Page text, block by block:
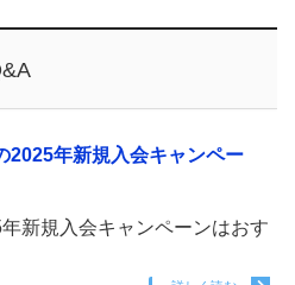
年新規入会キャンペー
新規入会キャンペーンはおす